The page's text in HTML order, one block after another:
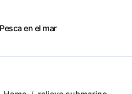
Pesca en el mar